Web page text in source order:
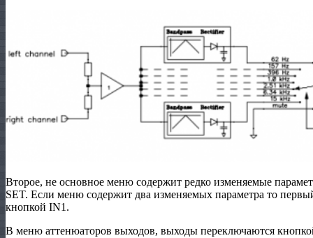
Второе, не основное меню содержит редко изменяемые
SET. Если меню содержит два изменяемых параметра то
кнопкой IN1.
В меню аттенюаторов выходов, выходы переключаются